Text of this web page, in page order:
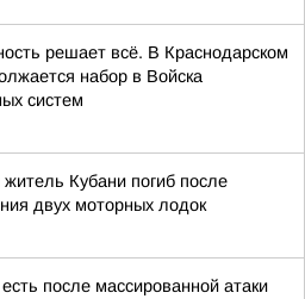
решает всё. В Краснодарском
набор в Войска
систем
житель Кубани погиб после
двух моторных лодок
после массированной атаки